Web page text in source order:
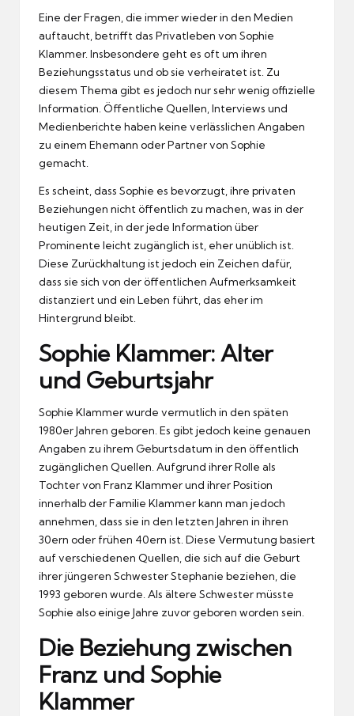
Eine der Fragen, die immer wieder in den Medien
auftaucht, betrifft das Privatleben von Sophie
Klammer. Insbesondere geht es oft um ihren
Beziehungsstatus und ob sie verheiratet ist. Zu
diesem Thema gibt es jedoch nur sehr wenig offizielle
Information. Öffentliche Quellen, Interviews und
Medienberichte haben keine verlässlichen Angaben
zu einem Ehemann oder Partner von Sophie
gemacht.
Es scheint, dass Sophie es bevorzugt, ihre privaten
Beziehungen nicht öffentlich zu machen, was in der
heutigen Zeit, in der jede Information über
Prominente leicht zugänglich ist, eher unüblich ist.
Diese Zurückhaltung ist jedoch ein Zeichen dafür,
dass sie sich von der öffentlichen Aufmerksamkeit
distanziert und ein Leben führt, das eher im
Hintergrund bleibt.
Sophie Klammer: Alter
und Geburtsjahr
Sophie Klammer wurde vermutlich in den späten
1980er Jahren geboren. Es gibt jedoch keine genauen
Angaben zu ihrem Geburtsdatum in den öffentlich
zugänglichen Quellen. Aufgrund ihrer Rolle als
Tochter von Franz Klammer und ihrer Position
innerhalb der Familie Klammer kann man jedoch
annehmen, dass sie in den letzten Jahren in ihren
30ern oder frühen 40ern ist. Diese Vermutung basiert
auf verschiedenen Quellen, die sich auf die Geburt
ihrer jüngeren Schwester Stephanie beziehen, die
1993 geboren wurde. Als ältere Schwester müsste
Sophie also einige Jahre zuvor geboren worden sein.
Die Beziehung zwischen
Franz und Sophie
Klammer